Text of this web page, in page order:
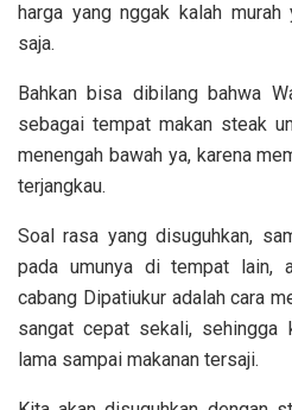
harga yang nggak kalah
saja.
Bahkan bisa dibilang bahwa
sebagai tempat makan steak
menengah bawah ya, karena
terjangkau.
Soal rasa yang disuguhkan,
pada umunya di tempat lain,
cabang Dipatiukur adalah cara
sangat cepat sekali, sehingga
lama sampai makanan tersaji.